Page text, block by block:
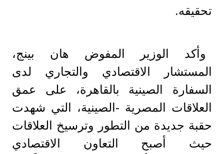
تحقيقه.
وأكد الوزير المفوض هان بينج،
المستشار الاقتصادي والتجاري لدى
السفارة الصينية بالقاهرة، على عمق
العلاقات المصرية -الصينية، التي شهدت
حقبة جديدة من التطور وترسيخ العلاقات
حيث أصبح التعاون الاقتصادي